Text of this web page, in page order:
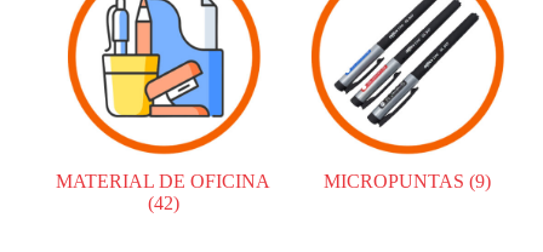
MATERIAL DE OFICINA
(42)
MICROPUNTAS (9)